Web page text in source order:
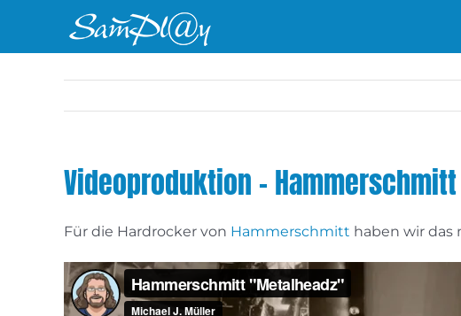
Videoproduktion –
Für die Hardrocker von Hammerschmitt haben wir das